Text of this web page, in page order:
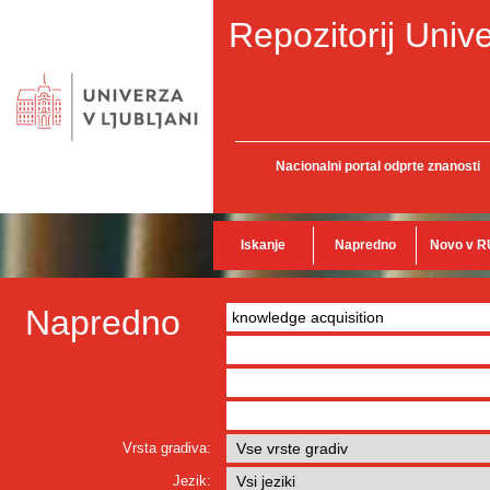
Repozitorij
Nacionalni portal odprte znanosti
Iskanje Napredno Novo v
Napredno
Vrsta gradiva:
Jezik: